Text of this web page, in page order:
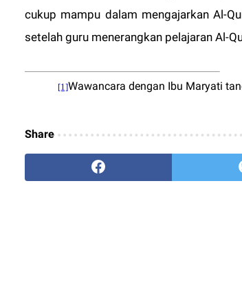
cukup mampu dalam mengajarkan Al-
setelah guru menerangkan pelajaran Al-
[1]Wawancara dengan Ibu Maryati
Share